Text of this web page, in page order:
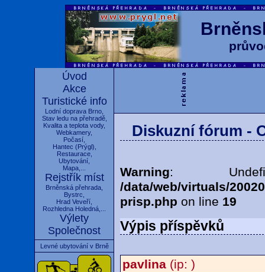
Úvod
Akce
Turistické info
Lodní doprava Brno
Stav ledu na přehradě,
Kvalita a teplota vody,
Webkamery,
Počasí
Hantec (Prýgl),
Restaurace,
Ubytování
Mapa
Rejstřík míst
Brněnská přehrada
Bystrc
Hrad Veveří
Rozhledna Holedná
Výlety
Společnost
Levné ubytování v Brně
Diskuzní fórum -
Warning:
/data/web/virtuals/
prisp.php on line 19
Výpis příspěvků
pavlina (ip: )